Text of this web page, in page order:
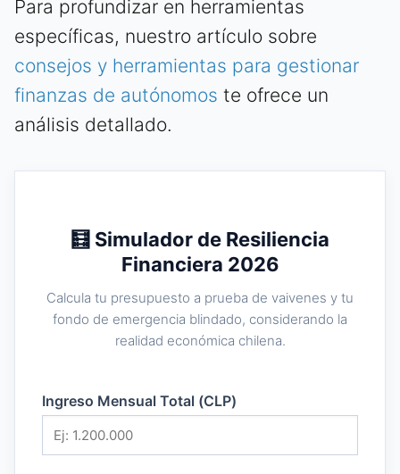
Para profundizar en herramientas
específicas, nuestro artículo sobre
consejos y herramientas para gestionar
finanzas de autónomos te ofrece un
análisis detallado.
🧮 Simulador de Resiliencia
Financiera 2026
Calcula tu presupuesto a prueba de vaivenes y tu
fondo de emergencia blindado, considerando la
realidad económica chilena.
Ingreso Mensual Total (CLP)